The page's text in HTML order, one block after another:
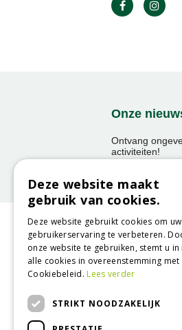
Onze
Ontvang
activiteiten!
We slaan uw
Contact
GroenRijk
8102RS Raalte
Deze website maakt
gebruik van cookies.
Deze website gebruikt cookies om uw
gebruikerservaring te verbeteren.
onze website te gebruiken, stemt u in
alle cookies in overeenstemming met
Cookiebeleid.Lees verder
STRIKT NOODZAKELIJK